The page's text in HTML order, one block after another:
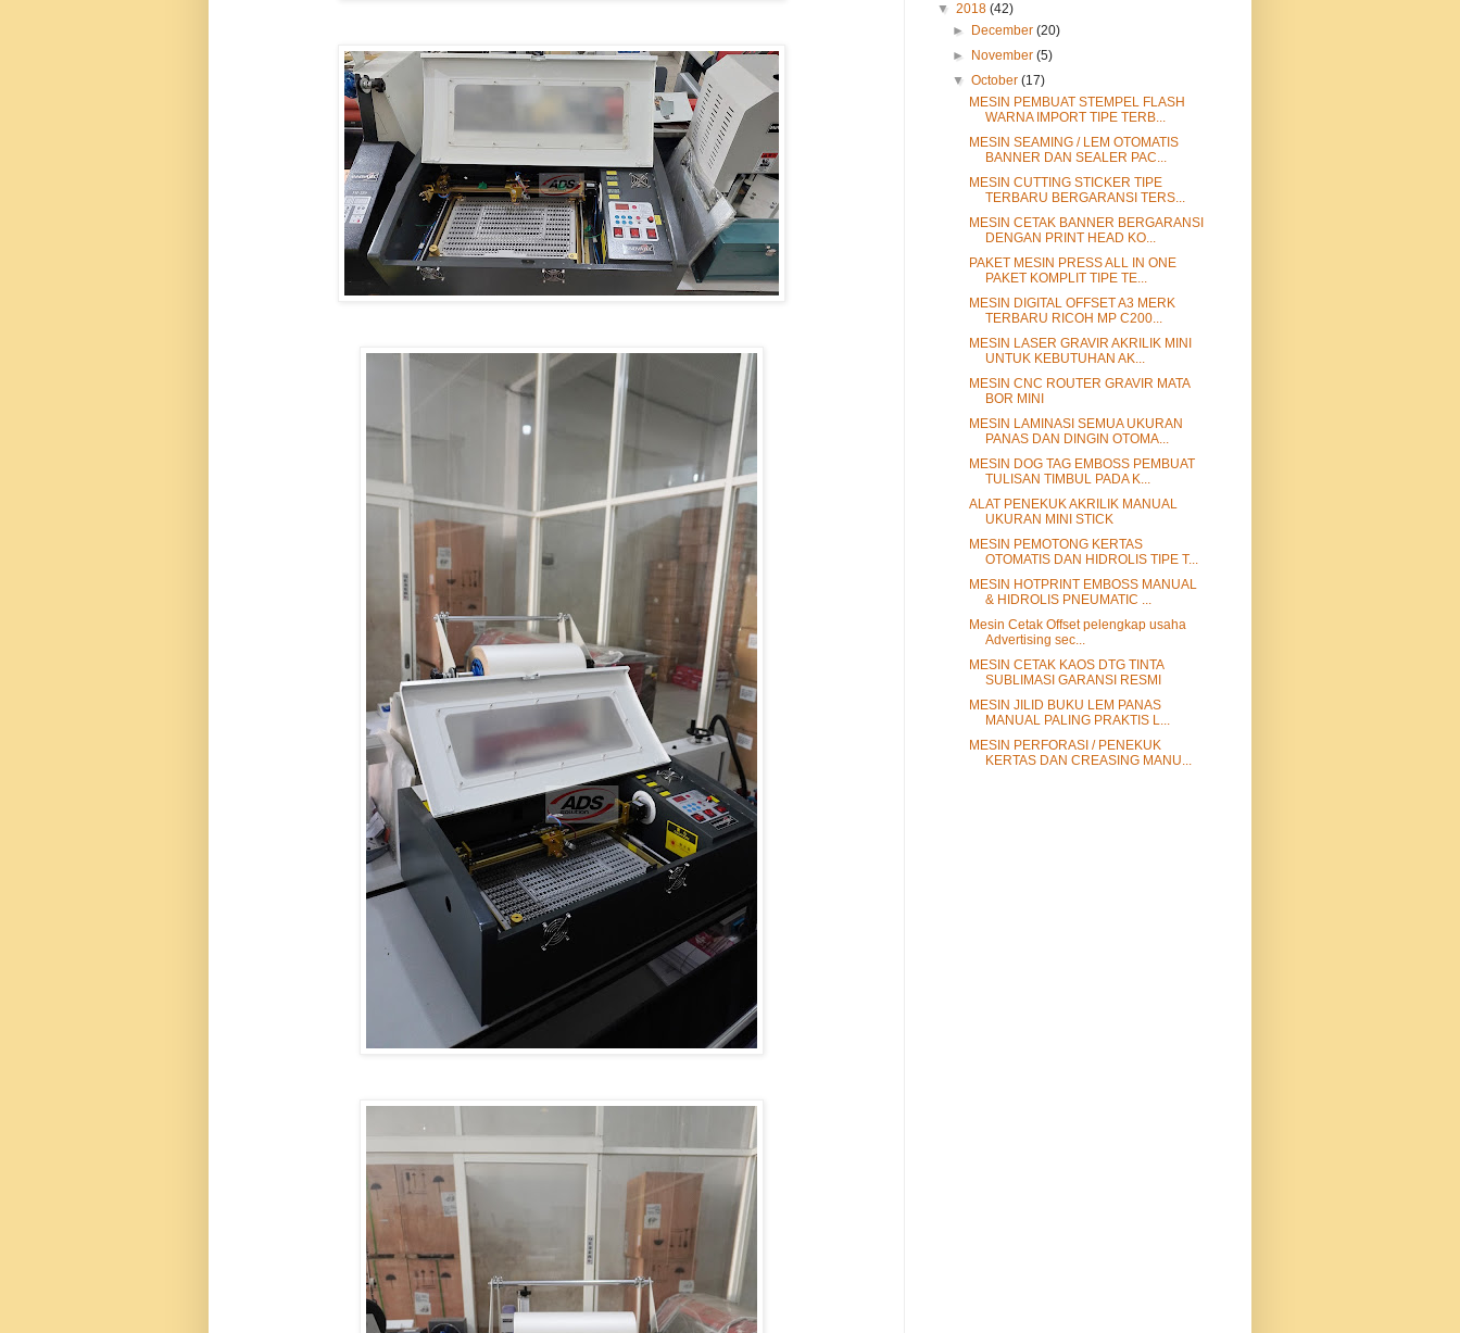
▼ 2018 (42)
►
December(20)
►
November(5)
▼October(17)
MESIN PEMBUAT STEMPEL FLASH
WARNA IMPORT TIPE TERB...
MESIN SEAMING / LEM OTOMATIS
BANNER DAN SEALER PAC...
MESIN CUTTING STICKER TIPE
TERBARU BERGARANSI TERS...
MESIN CETAK BANNER BERGARANSI
DENGAN PRINT HEAD KO...
PAKET MESIN PRESS ALL IN ONE
PAKET KOMPLIT TIPE TE...
MESIN DIGITAL OFFSET A3 MERK
TERBARU RICOH MP C200...
MESIN LASER GRAVIR AKRILIK MINI
UNTUK KEBUTUHAN AK...
MESIN CNC ROUTER GRAVIR MATA
BOR MINI
MESIN LAMINASI SEMUA UKURAN
PANAS DAN DINGIN OTOMA...
MESIN DOG TAG EMBOSS PEMBUAT
TULISAN TIMBUL PADA K...
ALAT PENEKUK AKRILIK MANUAL
UKURAN MINI STICK
MESIN PEMOTONG KERTAS
OTOMATIS DAN HIDROLIS TIPE T...
MESIN HOTPRINT EMBOSS MANUAL
& HIDROLIS PNEUMATIC ...
Mesin Cetak Offset pelengkap usaha
Advertising sec...
MESIN CETAK KAOS DTG TINTA
SUBLIMASI GARANSI RESMI
MESIN JILID BUKU LEM PANAS
MANUAL PALING PRAKTIS L...
MESIN PERFORASI / PENEKUK
KERTAS DAN CREASING MANU...